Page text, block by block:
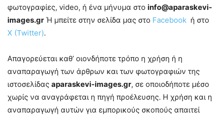
φωτογραφίες, video, ή ένα μήνυμα στο info@aparaskevi-
images.gr Ή μπείτε στην σελίδα μας στο Facebook ή στο
X (Twitter).
Απαγορεύεται καθ’ οιονδήποτε τρόπο η χρήση ή η
αναπαραγωγή των άρθρων και των φωτογραφιών της
ιστοσελίδας aparaskevi-images.gr, σε οποιοδήποτε μέσο
χωρίς να αναγράφεται η πηγή προέλευσης. Η χρήση και η
αναπαραγωγή αυτών για εμπορικούς σκοπούς απαιτεί